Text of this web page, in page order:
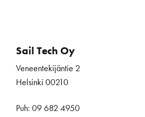
Sail Tech Oy
Veneentekijäntie 2
Helsinki 00210
Puh: 09 682 4950